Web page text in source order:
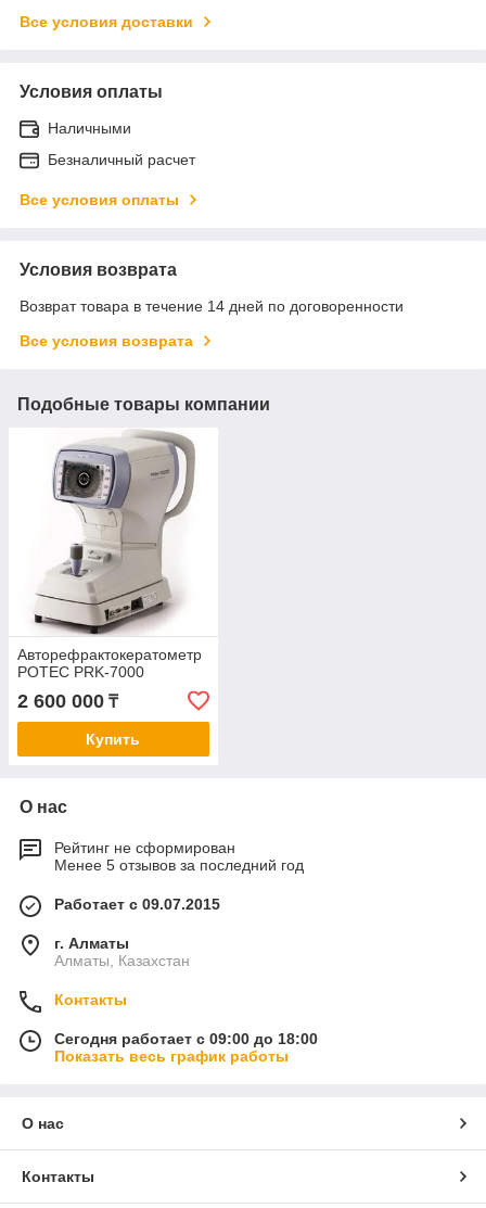
Все условия доставки
Условия оплаты
Наличными
Безналичный расчет
Все условия оплаты
Условия возврата
Возврат товара в течение 14 дней по договоренности
Все условия возврата
Подобные товары компании
Авторефрактокератометр
POTEC PRK-7000
2 600 000 ₸
Купить
О нас
Рейтинг не сформирован
Менее 5 отзывов за последний год
Работает с 09.07.2015
г. Алматы
Алматы, Казахстан
Контакты
Сегодня работает с 09:00 до 18:00
Показать весь график работы
О нас
Контакты